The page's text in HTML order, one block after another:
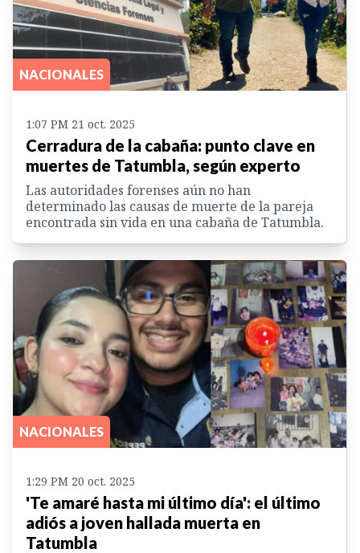
NACIONALES
1:07 PM 21 oct. 2025
Cerradura de la cabaña: punto clave en
muertes de Tatumbla, según experto
Las autoridades forenses aún no han
determinado las causas de muerte de la pareja
encontrada sin vida en una cabaña de Tatumbla.
NACIONALES
1:29 PM 20 oct. 2025
'Te amaré hasta mi último día': el último
adiós a joven hallada muerta en
Tatumbla